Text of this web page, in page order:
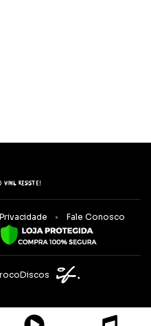
vinil resiste!
Fale Conosco